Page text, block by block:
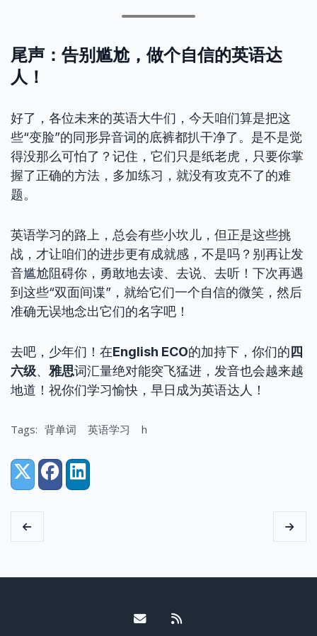
尾声：告别尴尬，做个自信的英语达
人！
好了，各位未来的英语大牛们，今天咱们算是把这
些“变脸”的同形异音词的底裤都扒干净了。是不是觉
得没那么可怕了？记住，它们只是纸老虎，只要你掌
握了正确的方法，多加练习，就没有攻克不了的难
题。
英语学习的路上，总会有些小坎儿，但正是这些挑
战，才让咱们的进步更有成就感，不是吗？别再让发
音尴尬阻碍你，勇敢地去读、去说、去听！下次再遇
到这些“双面间谍”，就给它们一个自信的微笑，然后
准确无误地念出它们的名字吧！
去吧，少年们！在English ECO的加持下，你们的 四
六级、 雅思词汇量绝对能突飞猛进，发音也会越来越
地道！祝你们学习愉快，早日成为英语达人！
Tags: 背单词 英语学习 h
Share:
X (Twitter)
FacebookLinkedIn
Email me